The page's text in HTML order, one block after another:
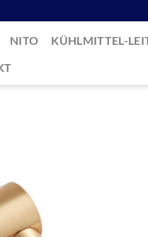
NITO KÜHLMITTEL-